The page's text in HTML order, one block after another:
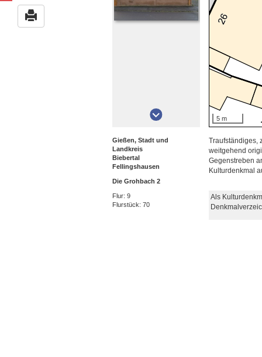
5 m
Gießen, Stadt und
Landkreis
Biebertal
Fellingshausen
Die Grohbach 2
Flur: 9
Flurstück: 70
Traufständiges,
weitgehend
Gegenstreben
Kulturdenkmal
Als